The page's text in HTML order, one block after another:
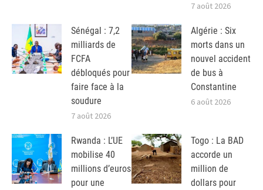
7 août 2026
Sénégal : 7,2
milliards de
FCFA
débloqués pour
faire face à la
soudure
7 août 2026
Algérie : Six
morts dans un
nouvel accident
de bus à
Constantine
6 août 2026
Rwanda : L’UE
mobilise 40
millions d’euros
pour une
Togo : La BAD
accorde un
million de
dollars pour